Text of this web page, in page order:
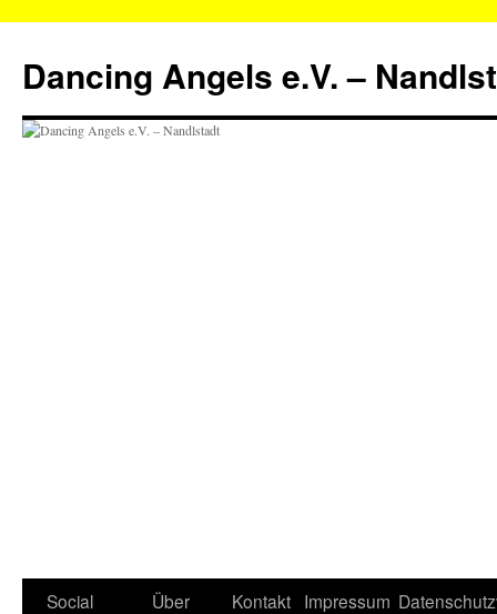
springen
Dancing Angels e.V. –
Social
Über
Kontakt Impressum